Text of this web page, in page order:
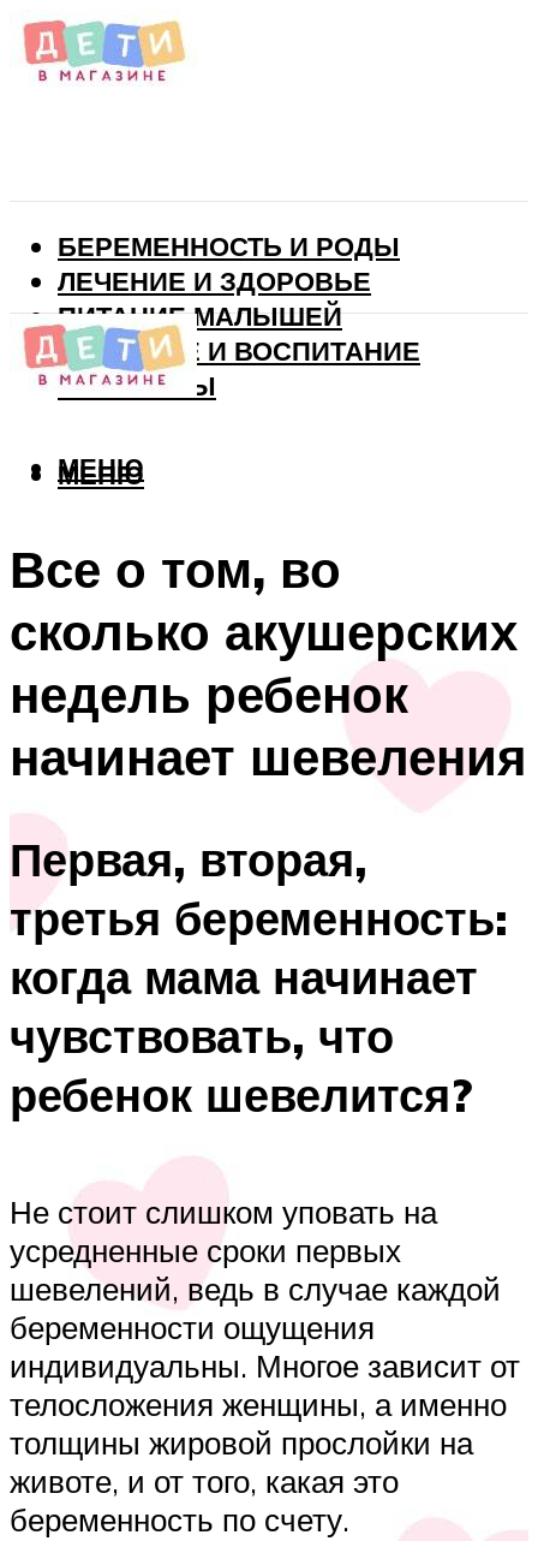
БЕРЕМЕННОСТЬ И РОДЫ
ЛЕЧЕНИЕ И ЗДОРОВЬЕ
ПИТАНИЕ МАЛЫШЕЙ
РАЗВИТИЕ И ВОСПИТАНИЕ
ВИТАМИНЫ
МЕНЮ
МЕНЮ
Все о том, во
сколько акушерских
недель ребенок
начинает шевеления
Первая, вторая,
третья беременность:
когда мама начинает
чувствовать, что
ребенок шевелится?
Не стоит слишком уповать на
усредненные сроки первых
шевелений, ведь в случае каждой
беременности ощущения
индивидуальны. Многое зависит от
телосложения женщины, а именно
толщины жировой прослойки на
животе, и от того, какая это
беременность по счету.